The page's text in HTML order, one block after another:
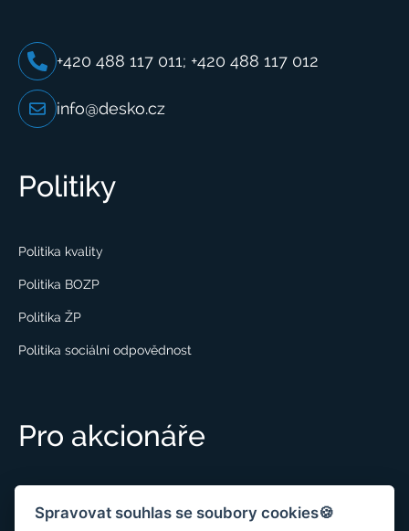
+420 488 117 011; +420 488 117 012
info@desko.cz
Politiky
Politika kvality
Politika BOZP
Politika ŽP
Politika sociální odpovědnost
Pro akcionáře
Spravovat souhlas se soubory cookies🍪